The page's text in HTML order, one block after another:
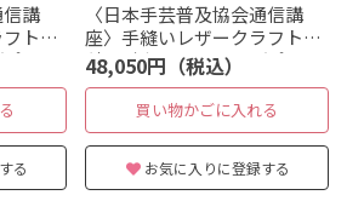
信講
ト本
ー
る
〈日本手芸普及協会通信講
座〉手縫いレザークラフト本
科 財布：キャメル／ポー
チ：レッド
48,050円（税込）
買い物かごに入れる
お気に入りに登録する